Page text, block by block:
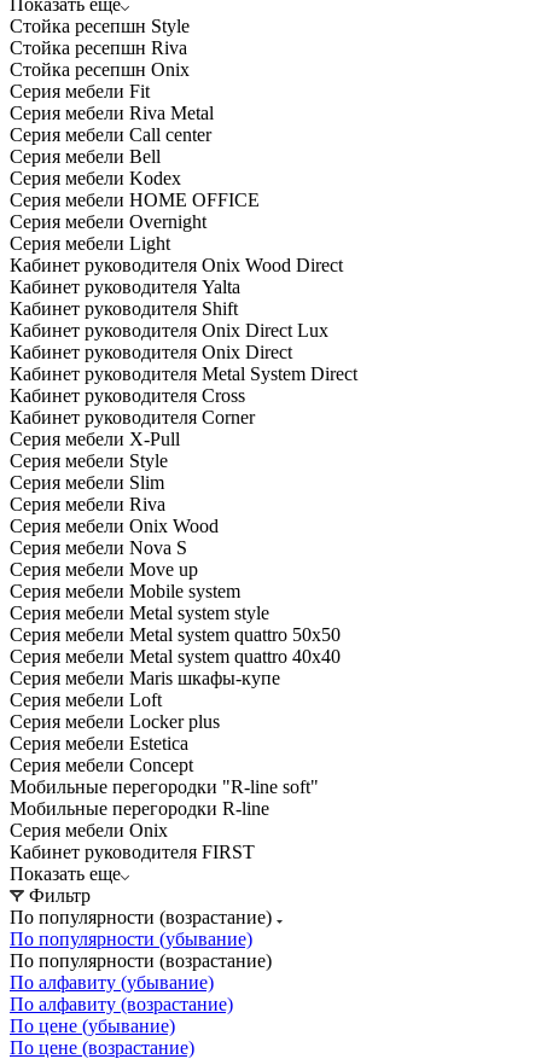
Стойка ресепшн Style
Стойка ресепшн Riva
Стойка ресепшн Onix
Серия мебели Fit
Серия мебели Riva Metal
Серия мебели Call center
Серия мебели Bell
Серия мебели Kodex
Серия мебели HOME OFFICE
Серия мебели Overnight
Серия мебели Light
Кабинет руководителя Onix Wood Direct
Кабинет руководителя Yalta
Кабинет руководителя Shift
Кабинет руководителя Onix Direct Lux
Кабинет руководителя Onix Direct
Кабинет руководителя Metal System Direct
Кабинет руководителя Cross
Кабинет руководителя Corner
Серия мебели X-Pull
Серия мебели Style
Серия мебели Slim
Серия мебели Riva
Серия мебели Onix Wood
Серия мебели Nova S
Серия мебели Move up
Серия мебели Mobile system
Серия мебели Metal system style
Серия мебели Metal system quattro 50x50
Серия мебели Metal system quattro 40x40
Серия мебели Maris шкафы-купе
Серия мебели Loft
Серия мебели Locker plus
Серия мебели Estetica
Серия мебели Concept
Мобильные перегородки "R-line soft"
Мобильные перегородки R-line
Серия мебели Onix
Кабинет руководителя FIRST
Показать еще
Фильтр
По популярности (возрастание)
По популярности (убывание)
По популярности (возрастание)
По алфавиту (убывание)
По алфавиту (возрастание)
По цене (убывание)
По цене (возрастание)